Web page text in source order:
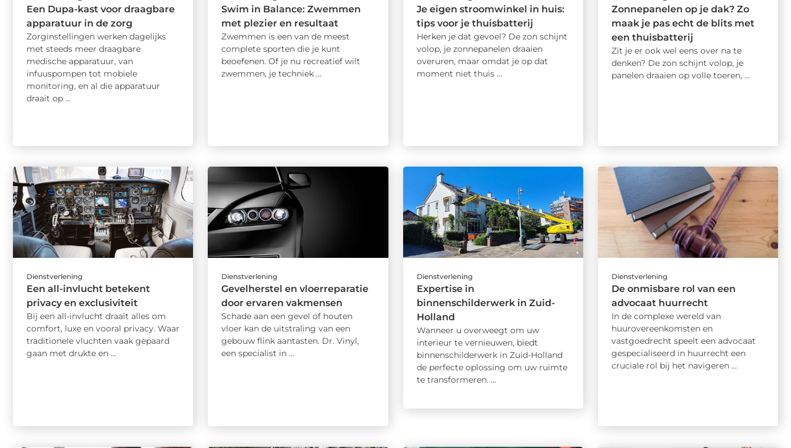
Een Dupa-kast voor draagbare
apparatuur in de zorg
Zorginstellingen werken dagelijks
met steeds meer draagbare
medische apparatuur, van
infuuspompen tot mobiele
monitoring, en al die apparatuur
draait op ...
Swim in Balance: Zwemmen
met plezier en resultaat
Zwemmen is een van de meest
complete sporten die je kunt
beoefenen. Of je nu recreatief wilt
zwemmen, je techniek ...
Je eigen stroomwinkel in huis:
tips voor je thuisbatterij
Herken je dat gevoel? De zon schijnt
volop, je zonnepanelen draaien
overuren, maar omdat je op dat
moment niet thuis ...
Zonnepanelen op je dak? Zo
maak je pas echt de blits met
een thuisbatterij
Zit je er ook wel eens over na te
denken? De zon schijnt volop, je
panelen draaien op volle toeren, ...
Dienstverlening
Een all-invlucht betekent
privacy en exclusiviteit
Bij een all-invlucht draait alles om
comfort, luxe en vooral privacy. Waar
traditionele vluchten vaak gepaard
gaan met drukte en ...
Dienstverlening
Gevelherstel en vloerreparatie
door ervaren vakmensen
Schade aan een gevel of houten
vloer kan de uitstraling van een
gebouw flink aantasten. Dr. Vinyl,
een specialist in ...
Dienstverlening
Expertise in
binnenschilderwerk in Zuid-
Holland
Wanneer u overweegt om uw
interieur te vernieuwen, biedt
binnenschilderwerk in Zuid-Holland
de perfecte oplossing om uw ruimte
te transformeren. ...
Dienstverlening
De onmisbare rol van een
advocaat huurrecht
In de complexe wereld van
huurovereenkomsten en
vastgoedrecht speelt een advocaat
gespecialiseerd in huurrecht een
cruciale rol bij het navigeren ...